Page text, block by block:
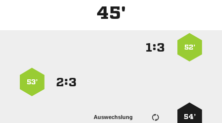
45'
52’
:
:
53’
54’
Auswechslung